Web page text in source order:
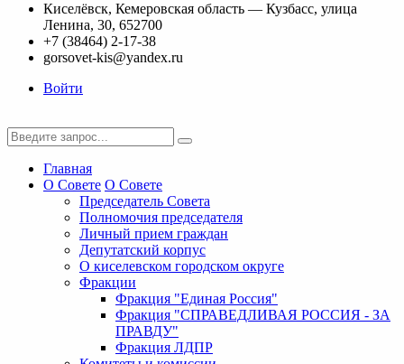
Киселёвск, Кемеровская область — Кузбасс, улица
Ленина, 30, 652700
+7 (38464) 2-17-38
gorsovet-kis@yandex.ru
Войти
Главная
О Совете О Совете
Председатель Совета
Полномочия председателя
Личный прием граждан
Депутатский корпус
О киселевском городском округе
Фракции
Фракция "Единая Россия"
Фракция "СПРАВЕДЛИВАЯ РОССИЯ - ЗА
ПРАВДУ"
Фракция ЛДПР